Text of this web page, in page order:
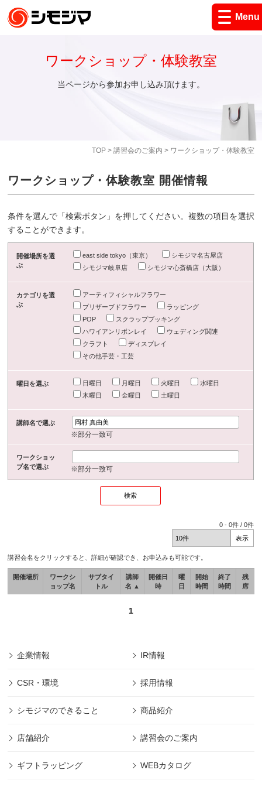
Menu
TOP> 講習会のご案内 > ワークショップ・体験教室
ワークショップ・体験教室
当ページから参加お申し込み頂けます。
ワークショップ・体験教室 開催情報
条件を選んで「検索ボタン」を押してください。複数の項目を選択
することができます。
開催場所を選
ぶ
east side tokyo（東京）
シモジマ名古屋店
シモジマ岐阜店
シモジマ心斎橋店（大阪）
カテゴリを選
ぶ
アーティフィシャルフラワー
プリザーブドフラワー
ラッピング
POP
スクラップブッキング
ハワイアンリボンレイ
ウェディング関連
クラフト
ディスプレイ
その他手芸・工芸
曜日を選ぶ 日曜日 月曜日 火曜日
水曜日
木曜日
金曜日 土曜日
講師名で選ぶ
※部分一致可
ワークショッ
プ名で選ぶ
※部分一致可
0 -0件 /0件
講習会名をクリックすると、詳細が確認でき、お申込みも可能です。
開催場所
ワークシ
ョップ名
サブタイ
トル
講師
名 ▲
開催日
時
曜
日
開始
時間
終了
時間
残
席
1
企業情報 IR情報
CSR・環境 採用情報
シモジマのできること 商品紹介
店舗紹介 講習会のご案内
ギフトラッピング WEBカタログ